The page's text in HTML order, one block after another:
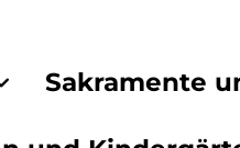
Sakramente